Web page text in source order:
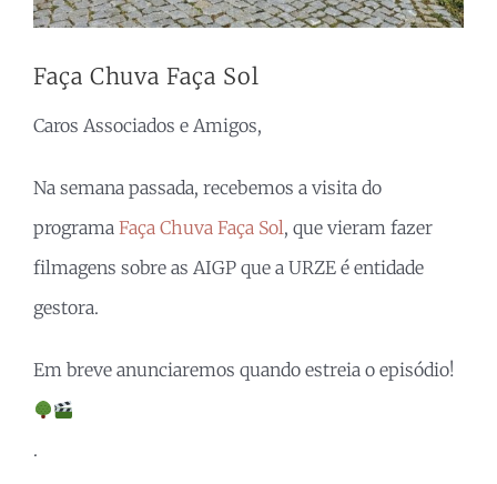
Faça Chuva Faça Sol
Caros Associados e Amigos,
Na semana passada, recebemos a visita do
programa Faça Chuva Faça Sol, que vieram fazer
filmagens sobre as AIGP que a URZE é entidade
gestora.
Em breve anunciaremos quando estreia o episódio!
.